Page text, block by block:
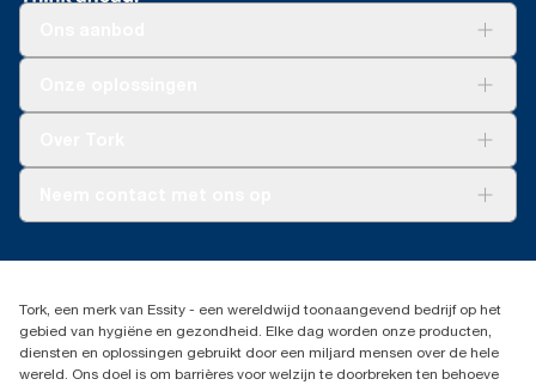
Dispenserklacht
02 766 05 30
Essity Belgium NV
Berkenlaan 8B
1831 MACHELEN
Tork, een merk van Essity - een wereldwijd toonaangevend bedrijf op het
gebied van hygiëne en gezondheid. Elke dag worden onze producten,
diensten en oplossingen gebruikt door een miljard mensen over de hele
wereld. Ons doel is om barrières voor welzijn te doorbreken ten behoeve